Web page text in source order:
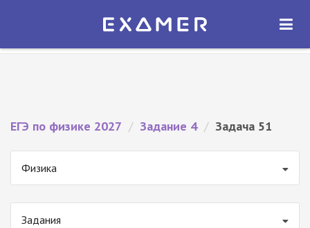
Экзамер — ЕГЭ 2027
ОТКРЫТЬ
ЕГЭ по физике 2027 / Задание 4 / Задача 51
Физика
Задания